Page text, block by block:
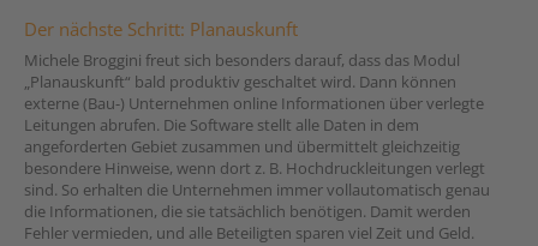
Der nächste Schritt: Planauskunft
Michele Broggini freut sich besonders darauf, dass das Modul
„Planauskunft“ bald produktiv geschaltet wird. Dann können
externe (Bau-) Unternehmen online Informationen über verlegte
Leitungen abrufen. Die Software stellt alle Daten in dem
angeforderten Gebiet zusammen und übermittelt gleichzeitig
besondere Hinweise, wenn dort z. B. Hochdruckleitungen verlegt
sind. So erhalten die Unternehmen immer vollautomatisch genau
die Informationen, die sie tatsächlich benötigen. Damit werden
Fehler vermieden, und alle Beteiligten sparen viel Zeit und Geld.